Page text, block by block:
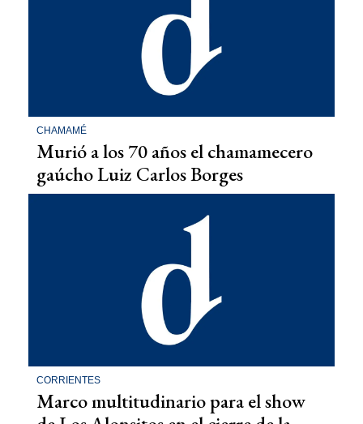
CHAMAMÉ
Murió a los 70 años el chamamecero
gaúcho Luiz Carlos Borges
CORRIENTES
Marco multitudinario para el show